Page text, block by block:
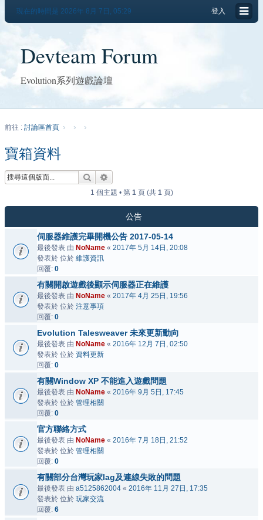
登入
現在的時間是 2026年 8月 7日, 05:29
Devteam Forum
Evolution系列遊戲論壇
前往 : 討論區首頁
寶箱資料
搜尋
1 個主題 • 第 1頁 (共 1頁)
公告
伺服器維護完畢開機公告 2017-05-14
最後發表 由 NoName « 2017年 5月 14日, 20:08
發表於 位於 維護資訊
回覆: 0
有關開啟遊戲後顯示伺服器正在維護
最後發表 由 NoName « 2017年 4月 25日, 19:56
發表於 位於 注意事項
回覆: 0
Evolution Talesweaver 未來更新動向
最後發表 由 NoName « 2016年 12月 7日, 02:50
發表於 位於 資料更新
回覆: 0
有關Window XP 不能進入遊戲問題
最後發表 由 NoName « 2016年 9月 5日, 17:45
發表於 位於 管理相關
回覆: 0
官方聯絡方式
最後發表 由 NoName « 2016年 7月 18日, 21:52
發表於 位於 管理相關
回覆: 0
有關部分台灣玩家lag及連線失敗的問題
最後發表 由 a5125862004 « 2016年 11月 27日, 17:35
發表於 位於 玩家交流
回覆: 6